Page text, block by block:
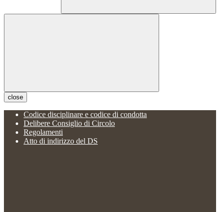
close
Codice disciplinare e codice di condotta
Delibere Consiglio di Circolo
Regolamenti
Atto di indirizzo del DS